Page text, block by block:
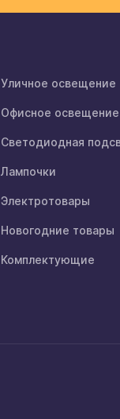
Уличное освещение
Офисное освещение
Светодиодная
Лампочки
Электротовары
Новогодние товары
Комплектующие